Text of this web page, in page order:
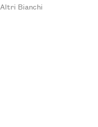
Altri Bianchi